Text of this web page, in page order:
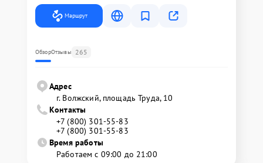
Маршрут
ОбзорОтзывы 265
Адрес
г. Волжский, площадь Труда, 10
Контакты
+7 (800) 301-55-83
+7 (800) 301-55-83
Время работы
Работаем с 09:00 до 21:00